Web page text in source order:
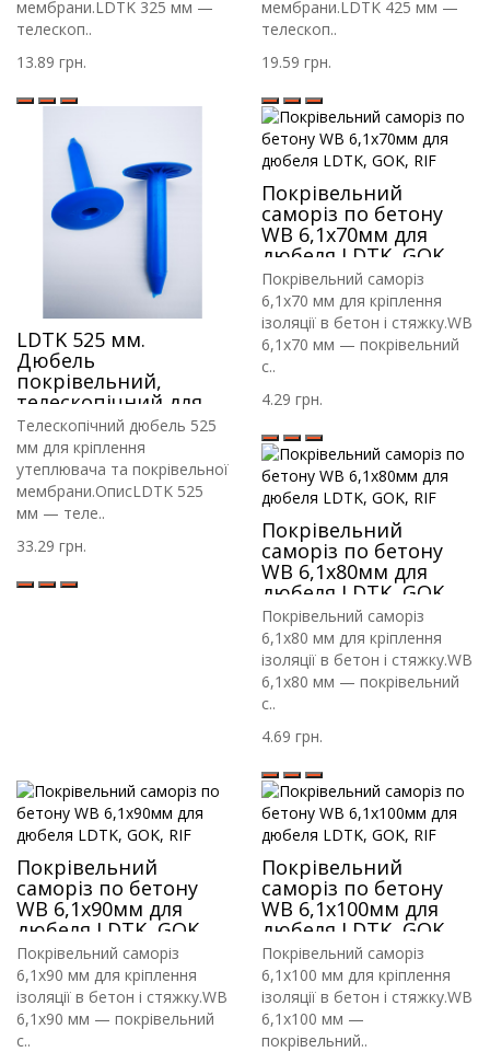
мембрани.LDTK 325 мм —
телескоп..
13.89 грн.
мембрани.LDTK 425 мм —
телескоп..
19.59 грн.
LDTK 525 мм.
Дюбель
покрівельний,
телескопічний для
кріплення
утеплювача і
гідроізоляції
Телескопічний дюбель 525
мм для кріплення
утеплювача та покрівельної
мембрани.ОписLDTK 525
мм — теле..
33.29 грн.
Покрівельний
саморіз по бетону
WB 6,1х70мм для
дюбеля LDTK, GOK,
RIF
Покрівельний саморіз
6,1х70 мм для кріплення
ізоляції в бетон і стяжку.WB
6,1х70 мм — покрівельний
с..
4.29 грн.
Покрівельний
саморіз по бетону
WB 6,1х80мм для
дюбеля LDTK, GOK,
RIF
Покрівельний саморіз
6,1х80 мм для кріплення
ізоляції в бетон і стяжку.WB
6,1х80 мм — покрівельний
с..
4.69 грн.
Покрівельний
саморіз по бетону
WB 6,1х90мм для
дюбеля LDTK, GOK,
RIF
Покрівельний саморіз
6,1х90 мм для кріплення
ізоляції в бетон і стяжку.WB
6,1х90 мм — покрівельний
с..
Покрівельний
саморіз по бетону
WB 6,1х100мм для
дюбеля LDTK, GOK,
RIF
Покрівельний саморіз
6,1х100 мм для кріплення
ізоляції в бетон і стяжку.WB
6,1х100 мм —
покрівельний..